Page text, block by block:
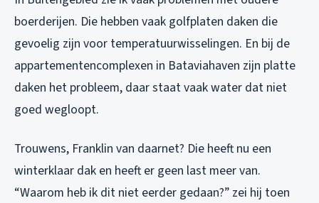
boerderijen. Die hebben vaak golfplaten daken die
gevoelig zijn voor temperatuurwisselingen. En bij de
appartementencomplexen in Bataviahaven zijn platte
daken het probleem, daar staat vaak water dat niet
goed wegloopt.
Trouwens, Franklin van daarnet? Die heeft nu een
winterklaar dak en heeft er geen last meer van.
“Waarom heb ik dit niet eerder gedaan?” zei hij toen